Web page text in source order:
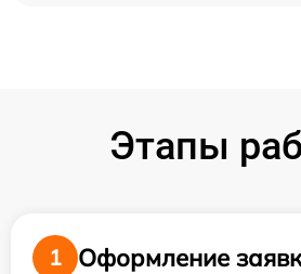
Этапы
1
Оформление